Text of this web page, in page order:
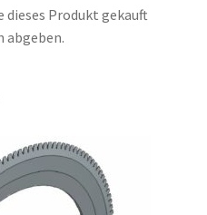
dieses Produkt gekauft
abgeben.